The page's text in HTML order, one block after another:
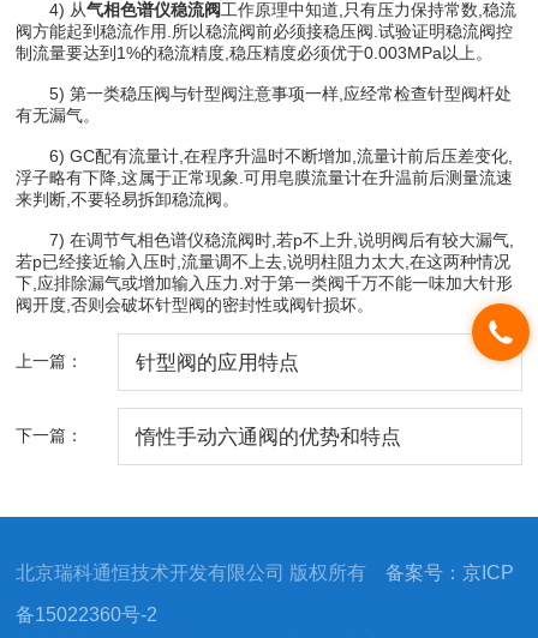
4) 从气相色谱仪稳流阀工作原理中知道,只有压力保持常数,稳流
阀方能起到稳流作用.所以稳流阀前必须接稳压阀.试验证明稳流阀控
制流量要达到1%的稳流精度,稳压精度必须优于0.003MPa以上。
5) 第一类稳压阀与针型阀注意事项一样,应经常检查针型阀杆处
有无漏气。
6) GC配有流量计,在程序升温时不断增加,流量计前后压差变化,
浮子略有下降,这属于正常现象.可用皂膜流量计在升温前后测量流速
来判断,不要轻易拆卸稳流阀。
7) 在调节气相色谱仪稳流阀时,若p不上升,说明阀后有较大漏气,
若p已经接近输入压时,流量调不上去,说明柱阻力太大,在这两种情况
下,应排除漏气或增加输入压力.对于第一类阀千万不能一味加大针形
阀开度,否则会破坏针型阀的密封性或阀针损坏。
上一篇： 针型阀的应用特点
下一篇： 惰性手动六通阀的优势和特点
北京瑞科通恒技术开发有限公司 版权所有备案号：京ICP
备15022360号-2